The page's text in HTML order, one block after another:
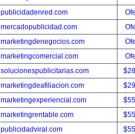
publicidadenred.com
mercadopublicidad.com
marketingdenegocios.com
marketingcomercial.com
solucionespublicitarias.com
marketingdeafiliacion.com
marketingexperiencial.com
marketingrentable.com
publicidadviral.com